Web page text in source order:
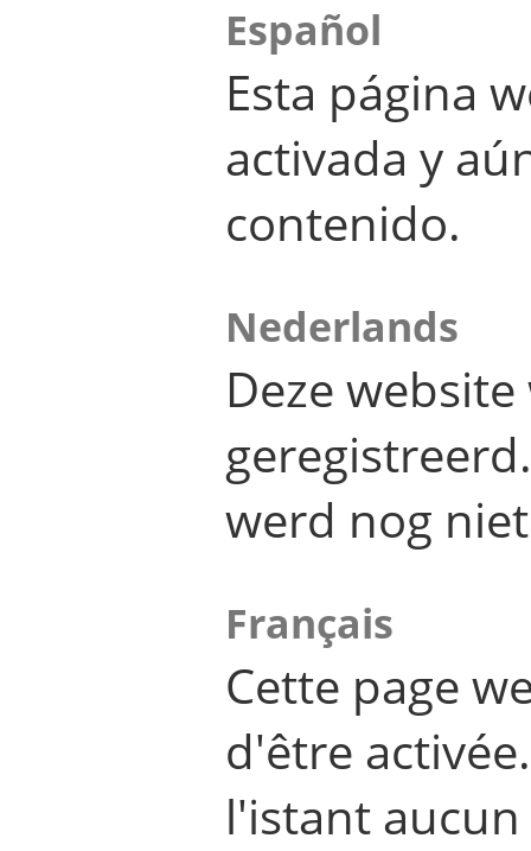
Español
Esta página
activada y
contenido.
Nederlands
Deze
werd nog
Français
Cette page
d'être
l'istant